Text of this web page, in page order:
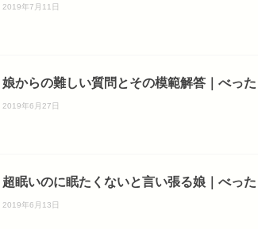
2019年7月11日
娘からの難しい質問とその模範解答｜べっ
2019年6月27日
超眠いのに眠たくないと言い張る娘｜べっ
2019年6月13日